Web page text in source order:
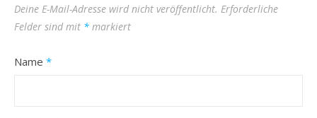
Deine E-Mail-Adresse wird nicht veröffentlicht. Erforderliche
Felder sind mit * markiert
Name *